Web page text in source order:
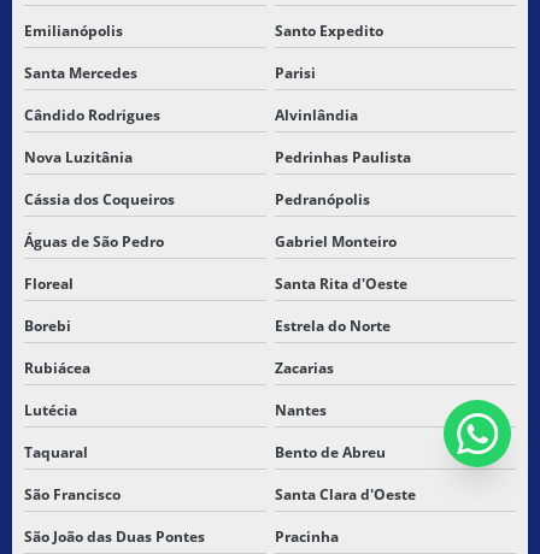
Emilianópolis Santo Expedito
Santa Mercedes Parisi
Cândido Rodrigues Alvinlândia
Nova Luzitânia Pedrinhas Paulista
Cássia dos Coqueiros Pedranópolis
Águas de São Pedro Gabriel Monteiro
Floreal Santa Rita d'Oeste
Borebi Estrela do Norte
Rubiácea Zacarias
Lutécia Nantes
Taquaral Bento de Abreu
São Francisco Santa Clara d'Oeste
São João das Duas Pontes Pracinha